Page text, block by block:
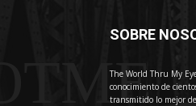
SOBRE
The World Thru My
conocimiento de
transmitido lo mejor